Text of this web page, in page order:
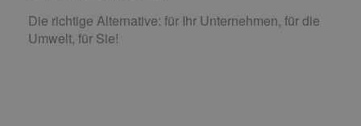
Die richtige Alternative: für Ihr Unternehmen, für die
Umwelt, für Sie!